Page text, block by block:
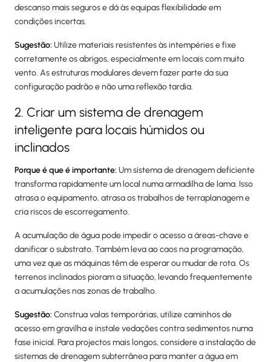
descanso mais seguros e dá às equipas flexibilidade em
condições incertas.
Sugestão: Utilize materiais resistentes às intempéries e fixe
corretamente os abrigos, especialmente em locais com muito
vento. As estruturas modulares devem fazer parte da sua
configuração padrão e não uma reflexão tardia.
2. Criar um sistema de drenagem
inteligente para locais húmidos ou
inclinados
Porque é que é importante: Um sistema de drenagem deficiente
transforma rapidamente um local numa armadilha de lama. Isso
atrasa o equipamento, atrasa os trabalhos de terraplanagem e
cria riscos de escorregamento.
A acumulação de água pode impedir o acesso a áreas-chave e
danificar o substrato. Também leva ao caos na programação,
uma vez que as máquinas têm de esperar ou mudar de rota. Os
terrenos inclinados pioram a situação, levando frequentemente
a acumulações nas zonas de trabalho.
Sugestão: Construa valas temporárias, utilize caminhos de
acesso em gravilha e instale vedações contra sedimentos numa
fase inicial. Para projectos mais longos, considere a instalação de
sistemas de drenagem subterrânea para manter a água em